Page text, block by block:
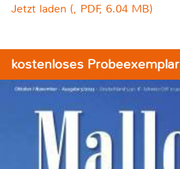
Jetzt laden (, PDF, 6.04 MB)
kostenloses Probeexemplar